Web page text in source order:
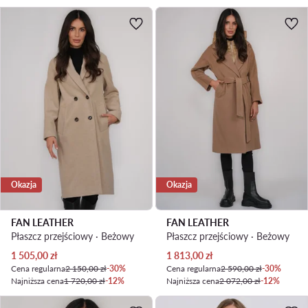
Okazja
FAN LEATHER
Płaszcz przejściowy · Beżowy
Aktualna cena
1 505,00zł
Cena regularna2 150,00 zł-30%
Najniższa cena1 720,00 zł-12%
Okazja
FAN LEATHER
Płaszcz przejściowy · Beżowy
Aktualna cena
1 813,00zł
Cena regularna2 590,00 zł-30%
Najniższa cena2 072,00 zł-12%